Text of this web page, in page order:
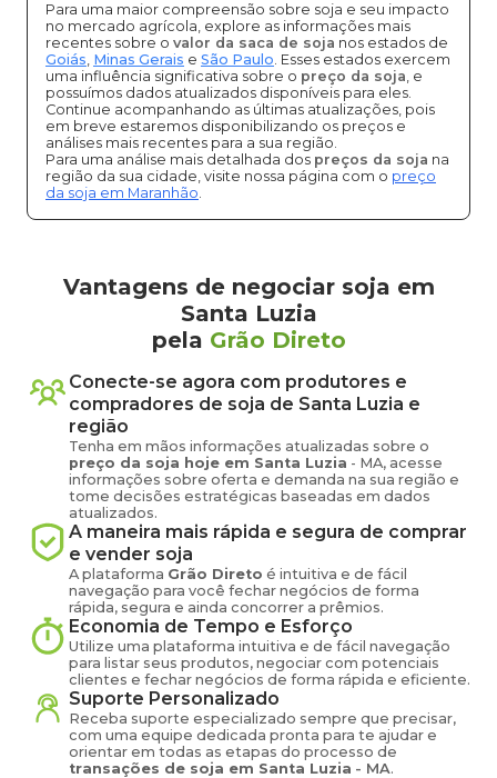
Para uma maior compreensão sobre soja e seu impacto
no mercado agrícola, explore as informações mais
recentes sobre o valor da saca de soja nos estados de
Goiás, Minas Gerais e São Paulo. Esses estados exercem
uma influência significativa sobre o preço da soja, e
possuímos dados atualizados disponíveis para eles.
Continue acompanhando as últimas atualizações, pois
em breve estaremos disponibilizando os preços e
análises mais recentes para a sua região.
Para uma análise mais detalhada dos preços da soja na
região da sua cidade, visite nossa página com o preço
da soja em Maranhão.
Vantagens de negociar soja em
Santa Luzia
pela Grão Direto
Conecte-se agora com produtores e
compradores de soja de Santa Luzia e
região
Tenha em mãos informações atualizadas sobre o
preço da soja hoje em Santa Luzia - MA, acesse
informações sobre oferta e demanda na sua região e
tome decisões estratégicas baseadas em dados
atualizados.
A maneira mais rápida e segura de comprar
e vender soja
A plataforma Grão Direto é intuitiva e de fácil
navegação para você fechar negócios de forma
rápida, segura e ainda concorrer a prêmios.
Economia de Tempo e Esforço
Utilize uma plataforma intuitiva e de fácil navegação
para listar seus produtos, negociar com potenciais
clientes e fechar negócios de forma rápida e eficiente.
Suporte Personalizado
Receba suporte especializado sempre que precisar,
com uma equipe dedicada pronta para te ajudar e
orientar em todas as etapas do processo de
transações de soja em Santa Luzia - MA.